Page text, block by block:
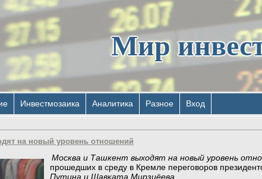
Мир
Инвестмозаика Аналитика Разное Вход
на новый уровень отношений
Москва и Ташкент выходят на новый уровень
прошедших в среду в Кремле переговоров
Путина и Шавката Мирзиёева.